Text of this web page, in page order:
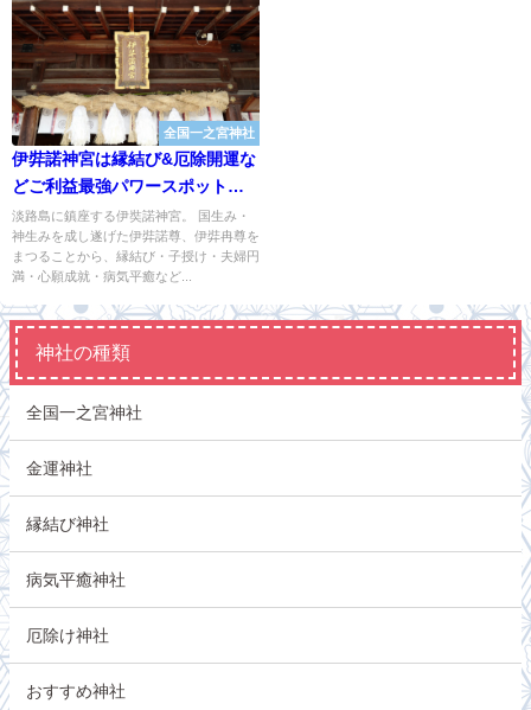
全国一之宮神社
伊弉諾神宮は縁結び&厄除開運な
どご利益最強パワースポット
【兵庫県一之宮】
淡路島に鎮座する伊奘諾神宮。 国生み・
神生みを成し遂げた伊弉諾尊、伊弉冉尊を
まつることから、縁結び・子授け・夫婦円
満・心願成就・病気平癒など...
神社の種類
全国一之宮神社
金運神社
縁結び神社
病気平癒神社
厄除け神社
おすすめ神社